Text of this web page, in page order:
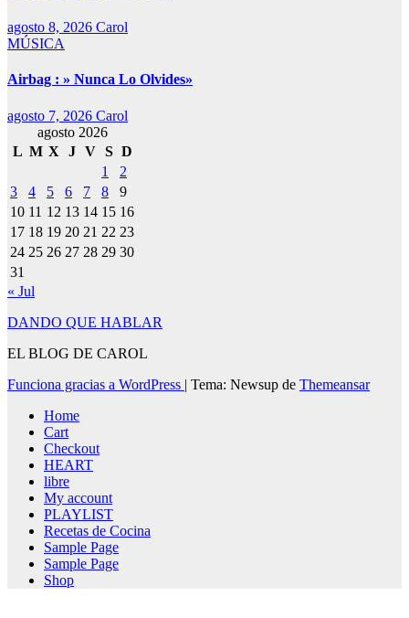
agosto 8, 2026 Carol
MÚSICA
Airbag : » Nunca Lo Olvides»
agosto 7, 2026 Carol
agosto 2026
L M X J V S D
1
2
3
4 5 6 7 8
9
10 11 12 13 14 15 16
17 18 19 20 21 22 23
24 25 26 27 28 29 30
31
« Jul
DANDO QUE HABLAR
EL BLOG DE CAROL
Funciona gracias a WordPress | Tema: Newsup de Themeansar
Home
Cart
Checkout
HEART
libre
My account
PLAYLIST
Recetas de Cocina
Sample Page
Sample Page
Shop